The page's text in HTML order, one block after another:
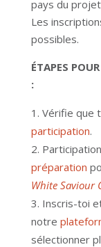
pays du
Les
possibles.
ÉTAPES
:
Vérifie que
participation.
préparation
White Saviour
Inscris-toi
notre
sélectionner